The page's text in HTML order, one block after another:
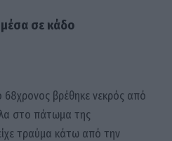
μέσα σε κάδο
βρέθηκε νεκρός από
στο πάτωμα της
τραύμα κάτω από την